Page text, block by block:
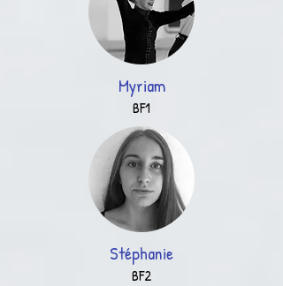
Myriam
BF1
Stéphanie
BF2